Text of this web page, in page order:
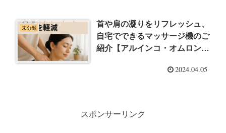
未分類
首や肩の凝りをリフレッシュ、
自宅でできるマッサージ機のご
紹介【アルインコ・オムロン・
2024.04.05
スポンサーリンク